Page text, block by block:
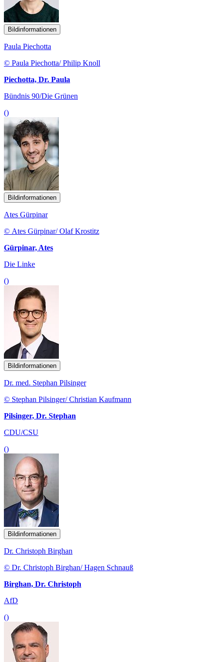
Bildinformationen
Paula Piechotta
© Paula Piechotta/ Philip Knoll
Piechotta, Dr. Paula
Bündnis 90/Die Grünen
()
Bildinformationen
Ates Gürpinar
© Ates Gürpinar/ Olaf Krostitz
Gürpinar, Ates
Die Linke
()
Bildinformationen
Dr. med. Stephan Pilsinger
© Stephan Pilsinger/ Christian Kaufmann
Pilsinger, Dr. Stephan
CDU/CSU
()
Bildinformationen
Dr. Christoph Birghan
© Dr. Christoph Birghan/ Hagen Schnauß
Birghan, Dr. Christoph
AfD
()